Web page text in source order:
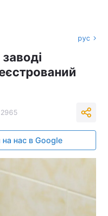
рус
2965
на нас в Google